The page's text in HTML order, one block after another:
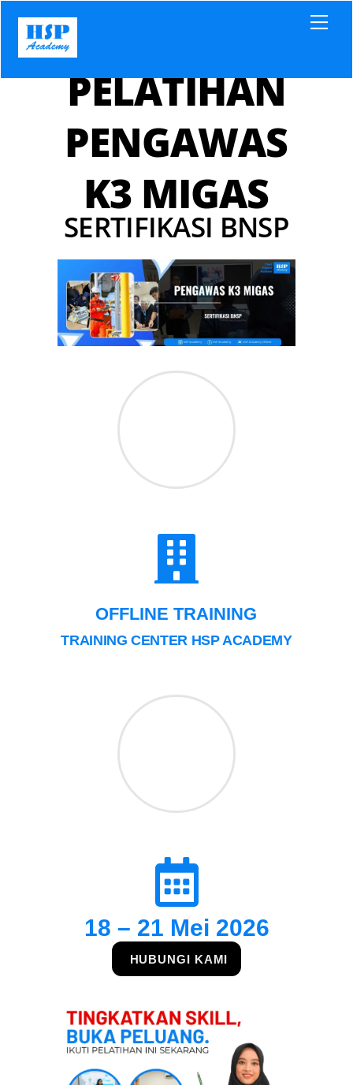
content
PELATIHAN
PENGAWAS
K3 MIGAS
SERTIFIKASI BNSP
OFFLINE TRAINING
TRAINING CENTER HSP ACADEMY
18 – 21 Mei 2026
HUBUNGI KAMI